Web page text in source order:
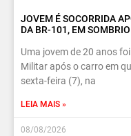
JOVEM É SOCORRIDA
DA BR-101, EM SOMBRIO
Uma jovem de 20 anos
Militar após o carro em
sexta-feira (7), na
LEIA MAIS »
08/08/2026